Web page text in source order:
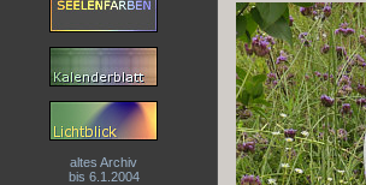
altes Archiv
bis 6.1.2004